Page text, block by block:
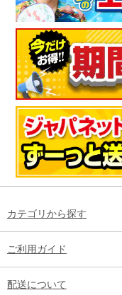
カテゴリから探す
ご利用ガイド
配送について